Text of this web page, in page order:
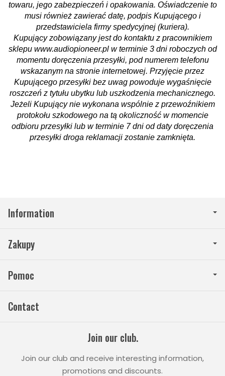
towaru, jego zabezpieczeń i opakowania. Oświadczenie to
musi również zawierać datę, podpis Kupującego i
przedstawiciela firmy spedycyjnej (kuriera).
Kupujący zobowiązany jest do kontaktu z pracownikiem
sklepu www.audiopioneer.pl w terminie 3 dni roboczych od
momentu doręczenia przesyłki, pod numerem telefonu
wskazanym na stronie internetowej. Przyjęcie przez
Kupującego przesyłki bez uwag powoduje wygaśnięcie
roszczeń z tytułu ubytku lub uszkodzenia mechanicznego.
Jeżeli Kupujący nie wykonana wspólnie z przewoźnikiem
protokołu szkodowego na tą okoliczność w momencie
odbioru przesyłki lub w terminie 7 dni od daty doręczenia
przesyłki droga reklamacji zostanie zamknięta.
Information
Zakupy
Pomoc
Contact
Join our club.
Join our club and receive interesting information,
promotions and discounts.